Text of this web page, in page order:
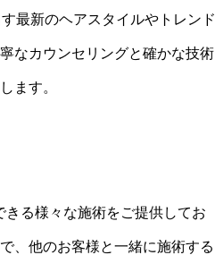
最新のヘアスタイルやトレンド
なカウンセリングと確かな技術
ます。
る様々な施術をご提供してお
、他のお客様と一緒に施術する